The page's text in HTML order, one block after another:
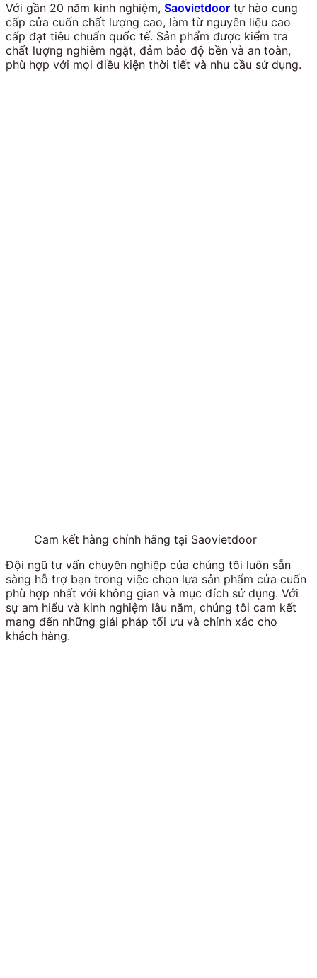
Với gần 20 năm kinh nghiệm, Saovietdoor tự hào cung
cấp cửa cuốn chất lượng cao, làm từ nguyên liệu cao
cấp đạt tiêu chuẩn quốc tế. Sản phẩm được kiểm tra
chất lượng nghiêm ngặt, đảm bảo độ bền và an toàn,
phù hợp với mọi điều kiện thời tiết và nhu cầu sử dụng.
Cam kết hàng chính hãng tại Saovietdoor
Đội ngũ tư vấn chuyên nghiệp của chúng tôi luôn sẵn
sàng hỗ trợ bạn trong việc chọn lựa sản phẩm cửa cuốn
phù hợp nhất với không gian và mục đích sử dụng. Với
sự am hiểu và kinh nghiệm lâu năm, chúng tôi cam kết
mang đến những giải pháp tối ưu và chính xác cho
khách hàng.